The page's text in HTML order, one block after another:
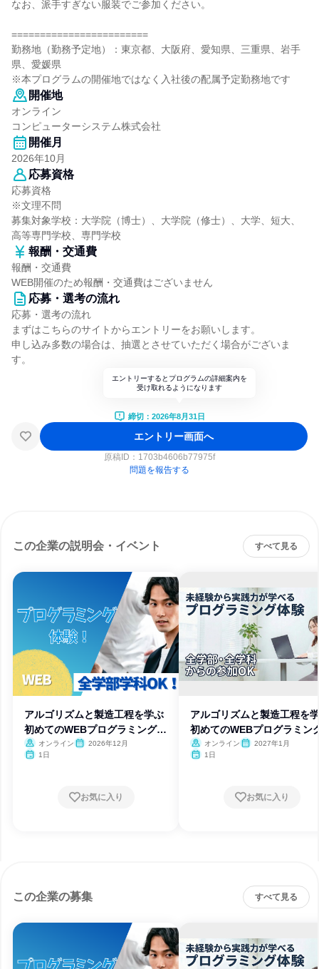
なお、派手すぎない服装でご参加ください。
========================
勤務地（勤務予定地）：東京都、大阪府、愛知県、三重県、岩手
県、愛媛県
※本プログラムの開催地ではなく入社後の配属予定勤務地です
開催地
オンライン
コンピューターシステム株式会社
開催月
2026年10月
応募資格
応募資格
※文理不問
募集対象学校：大学院（博士）、大学院（修士）、大学、短大、
高等専門学校、専門学校
報酬・交通費
報酬・交通費
WEB開催のため報酬・交通費はございません
応募・選考の流れ
応募・選考の流れ
まずはこちらのサイトからエントリーをお願いします。
申し込み多数の場合は、抽選とさせていただく場合がございま
す。
エントリーするとプログラムの詳細案内を
受け取れるようになります
締切：2026年8月31日
エントリー画面へ
原稿ID： 1703b4606b77975f
問題を報告する
この企業の説明会・イベント すべて見る
アルゴリズムと製造工程を学ぶ
初めてのWEBプログラミング体
験
オンライン
2026年12月
1日
お気に入り
アルゴリズムと製造工程を
初めてのWEBプログラミン
験
オンライン
2027年1月
1日
お気に入り
この企業の募集 すべて見る